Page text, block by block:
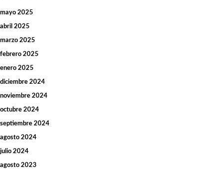
mayo 2025
abril 2025
marzo 2025
febrero 2025
enero 2025
diciembre 2024
noviembre 2024
octubre 2024
septiembre 2024
agosto 2024
julio 2024
agosto 2023